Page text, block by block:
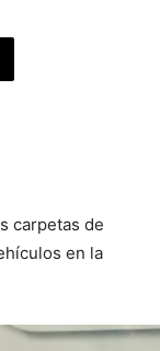
carpetas de
en la